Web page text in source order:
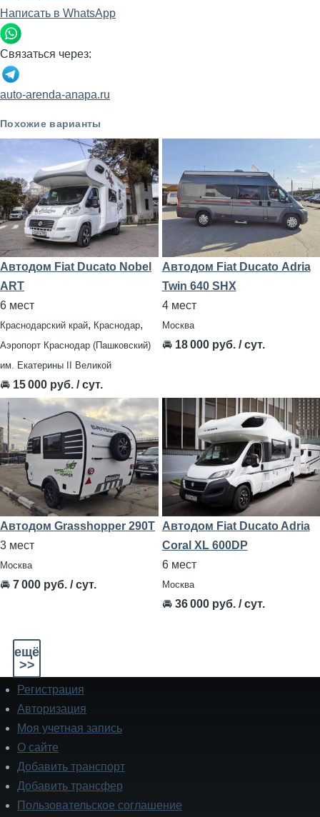
Написать в WhatsApp
Связаться через:
auto-arenda-anapa.ru
Похожие варианты
Автодом Fiat Ducato Nobel
ART
6 мест
Краснодарский край, Краснодар,
Аэропорт Краснодар (Пашковский)
им. Екатерины II Великой
🚘 15 000 руб. / сут.
Автодом Fiat Duсаtо Adria
Twin 640 SHX
4 мест
Москва
🚘 18 000 руб. / сут.
Автодом Grasshopper 290Т
3 мест
Москва
🚘 7 000 руб. / сут.
Автодом Fiat Ducato Adria
Coral XL 600DP
6 мест
Москва
🚘 36 000 руб. / сут.
ещё
>>
Подвал
Регистрация
Авторизация
Моя учетная запись
О сайте
Добавить транспорт
Добавить трансфер
Пользовательское соглашение